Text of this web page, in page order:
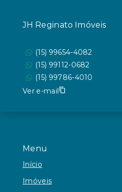
Menu
Início
Imóveis
JH Reginato Imóveis
(15) 99654-4082
(15) 99112-0682
(15) 99786-4010
Ver e-mail